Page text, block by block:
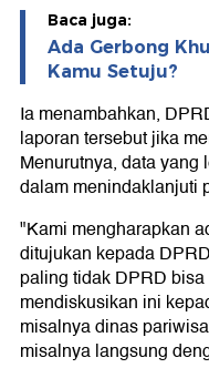
Baca juga:
Ada Gerbong
Kamu Setuju?
Ia menambahkan,
laporan tersebut jika
Menurutnya, data
dalam menindaklanjuti
"Kami mengharapkan
ditujukan kepada
paling tidak DPRD
mendiskusikan ini
misalnya dinas
misalnya langsung